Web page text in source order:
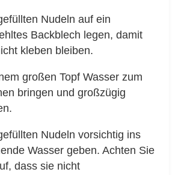
Nudeln auf ein
Backblech legen, damit
kleben bleiben.
großen Topf Wasser zum
bringen und großzügig
Nudeln vorsichtig ins
Wasser geben. Achten Sie
dass sie nicht